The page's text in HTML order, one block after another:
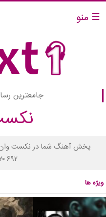
☰ منو
جامعترین
پخش آهنگ شما در نکست وان
۰۹۳۸
ویژه ها